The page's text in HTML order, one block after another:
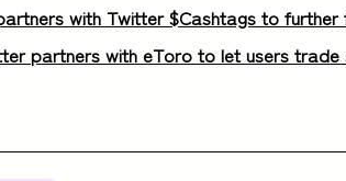
with Twitter $Cashtags to further
partners with eToro to let users